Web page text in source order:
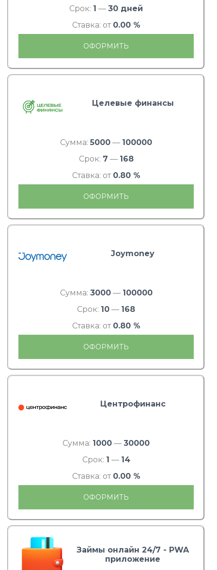
Срок: 1 — 30 дней
Ставка: от 0.00 %
ОФОРМИТЬ
Целевые финансы
Сумма: 5000 — 100000
Срок: 7 — 168
Ставка: от 0.80 %
ОФОРМИТЬ
Joymoney
Сумма: 3000— 100000
Срок: 10 — 168
Ставка: от 0.80 %
ОФОРМИТЬ
Центрофинанс
Сумма: 1000 — 30000
Срок: 1 — 14
Ставка: от 0.00 %
ОФОРМИТЬ
Займы онлайн 24/7 - PWA
приложение